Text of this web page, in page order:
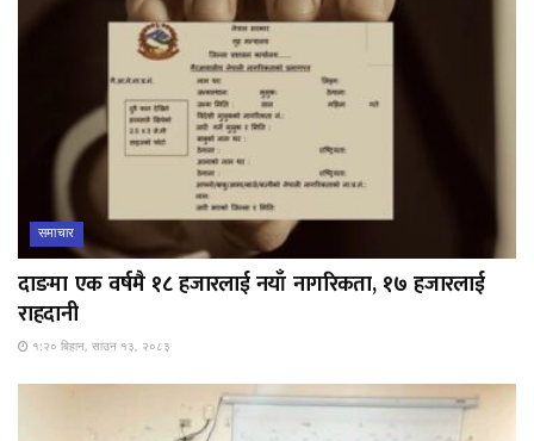
समाचार
दाङमा एक वर्षमै १८ हजारलाई नयाँ नागरिकता, १७ हजारलाई
राहदानी
१:२० बिहान, साउन १३, २०८३